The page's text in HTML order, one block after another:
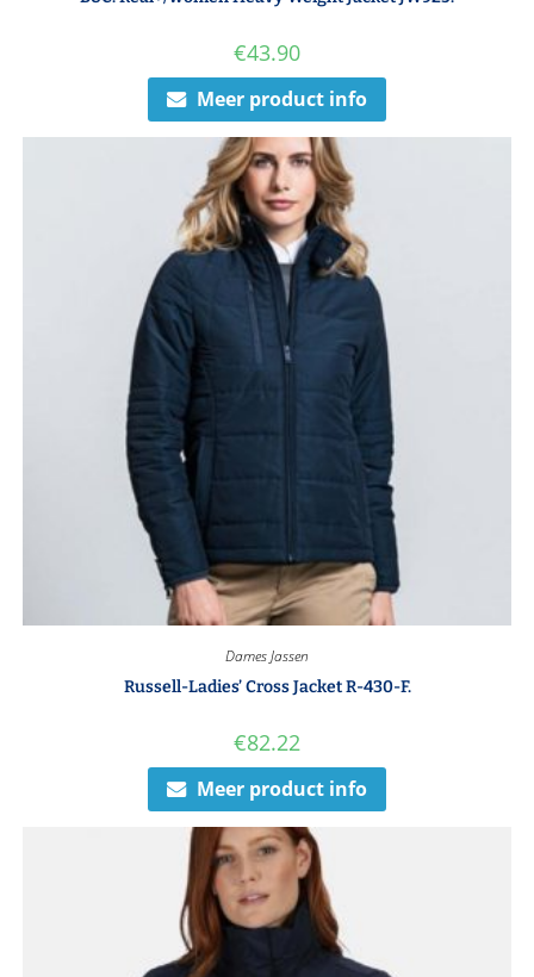
€43.90
Meer product info
Dames Jassen
Russell-Ladies’ Cross Jacket R-430-F.
€82.22
Meer product info